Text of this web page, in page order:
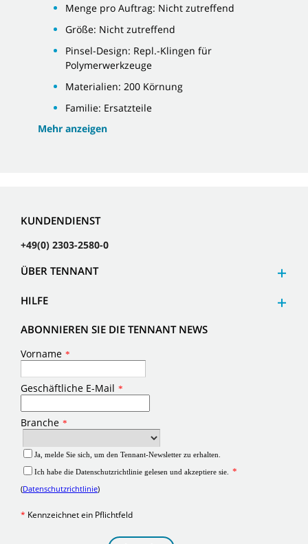
Menge pro Auftrag: Nicht zutreffend
Größe: Nicht zutreffend
Pinsel-Design: Repl.-Klingen für
Polymerwerkzeuge
Materialien: 200 Körnung
Familie: Ersatzteile
Mehr anzeigen
KUNDENDIENST
+49(0) 2303-2580-0
ÜBER TENNANT
HILFE
ABONNIEREN SIE DIE TENNANT NEWS